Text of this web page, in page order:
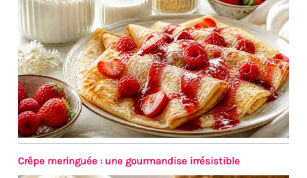
autres occasions où
plusieurs personnes
partagent un repas ou des
desserts.
Crêpe meringuée : une gourmandise irrésistible